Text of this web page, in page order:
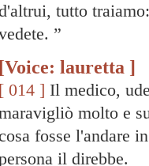
tutto
”
[Voice: lauretta ]
[ 014 ] Il medico,
molto e
fosse l'andare
il direbbe.